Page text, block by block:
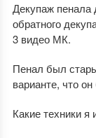
Декупаж пенала
обратного
3 видео МК.
Пенал был
варианте, что
Какие техники я